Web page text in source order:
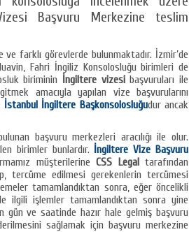
Başvuru Merkezine teslim
farklı görevlerde bulunmaktadır. İzmir’de
Fahri İngiliz Konsolosluğu birimleri de
biriminin İngiltere vizesibaşvuruları ile
amacıyla yapılan vize başvurularını
İstanbul İngiltere Başkonsolosluğudur ancak
başvuru merkezleri aracılığı ile olur.
birimler bunlardır. İngiltere Vize Başvuru
müşterilerine CSS Legal tarafından
tercüme edilmesi gerekenlerin tercümesi
tamamlandıktan sonra, eğer öncelikli
ilgili işlemler tamamlandıktan sonra yine
gün ve saatinde hazır hale gelmiş başvuru
sağlamak için başvuru merkezine